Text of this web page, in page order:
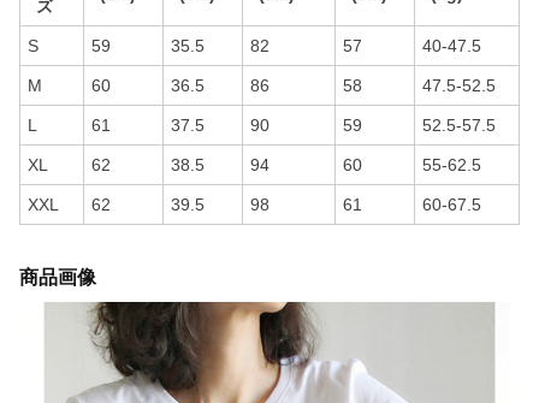
ズ
S 59 35.5 82 57 40-47.5
M 60 36.5 86 58 47.5-52.5
L 61 37.5 90 59 52.5-57.5
XL 62 38.5 94 60 55-62.5
XXL 62 39.5 98 61 60-67.5
商品画像